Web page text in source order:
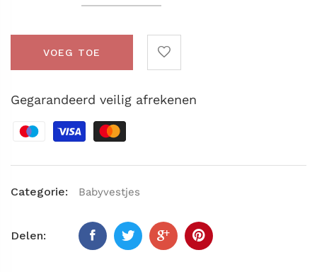
VOEG TOE
Gegarandeerd veilig afrekenen
Categorie: Babyvestjes
Delen: